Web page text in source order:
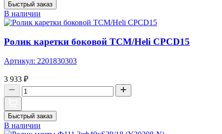
Быстрый заказ
В наличии
Ролик каретки боковой TCM/Heli CPCD15
Артикул: 2201830303
3 933 ₽
Быстрый заказ
В наличии